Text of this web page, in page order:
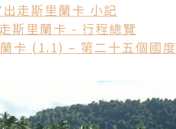
走斯里蘭卡 小記
斯里蘭卡 - 行程總覽
卡 (1.1) – 第二十五個國度